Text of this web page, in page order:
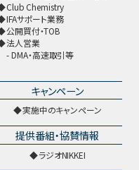
Club Chemistry
IFAサポート業務
公開買付・TOB
法人営業
DMA・高速取引等
キャンペーン
実施中のキャンペーン
提供番組・協賛情報
ラジオNIKKEI